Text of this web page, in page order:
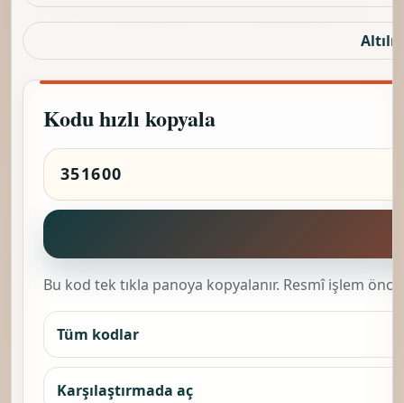
Altılı
Kodu hızlı kopyala
Bu kod tek tıkla panoya kopyalanır. Resmî işlem
Tüm kodlar
Karşılaştırmada aç